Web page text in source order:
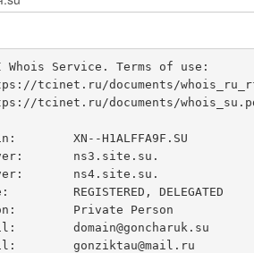
Whois Service. Terms of use:
tcinet.ru/documents/
tcinet.ru/documents/
XN--H1ALFFA9F.SU
ns3.site.su.
ns4.site.su.
REGISTERED, DELEGATED
Private Person
domain@goncharuk.su
gonziktau@mail.ru